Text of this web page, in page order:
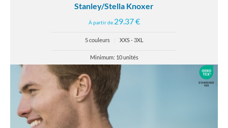
Stanley/Stella Knoxer
À partir de 29.37 €
5 couleurs XXS - 3XL
Minimum: 10 unités